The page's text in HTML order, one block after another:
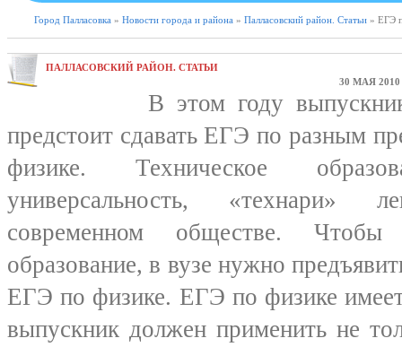
Город Палласовка » Новости города и района » Палласовский район. Статьи » ЕГЭ
ПАЛЛАСОВСКИЙ РАЙОН. СТАТЬИ
30 МАЯ
В этом году
предстоит сдавать ЕГЭ по разным
физике. Техническое
универсальность, «технари»
современном обществе. Чтобы
образование, в вузе нужно
ЕГЭ по физике. ЕГЭ по физике
выпускник должен применить не